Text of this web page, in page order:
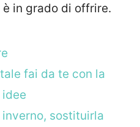
in grado di offrire.
fai da te con la
sostituirla